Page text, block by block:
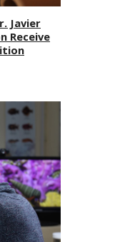
Javier
Receive